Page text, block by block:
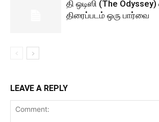
தி ஒடிஸி (The Odyssey)
திரைப்படம் ஒரு பார்வை
LEAVE A REPLY